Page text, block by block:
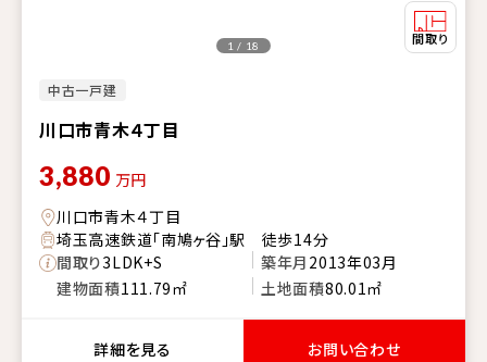
中古一戸建
川口市青木４丁目
1 / 18
3,880 万円
川口市青木４丁目
埼玉高速鉄道「南鳩ヶ谷」駅 徒歩14分
間取り3LDK+S 築年月 2013年03月
建物面積111.79㎡ 土地面積80.01㎡
詳細を見る お問い合わせ